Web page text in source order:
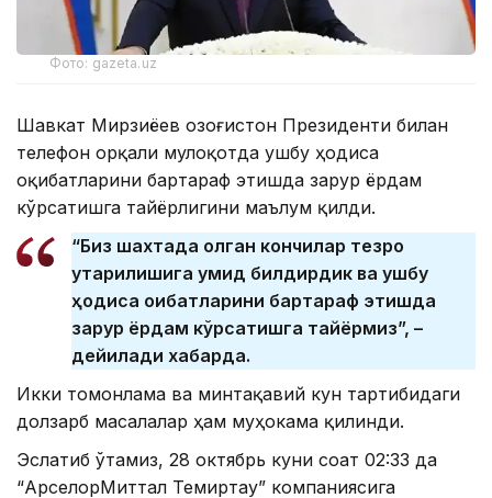
Фото: gazeta.uz
Шавкат Мирзиёев Қозоғистон Президенти билан
телефон орқали мулоқотда ушбу ҳодиса
оқибатларини бартараф этишда зарур ёрдам
кўрсатишга тайёрлигини маълум қилди.
“Биз шахтада қолган кончилар тезроқ
қутқарилишига умид билдирдик ва ушбу
ҳодиса оқибатларини бартараф этишда
зарур ёрдам кўрсатишга тайёрмиз”, –
дейилади хабарда.
Икки томонлама ва минтақавий кун тартибидаги
долзарб масалалар ҳам муҳокама қилинди.
Эслатиб ўтамиз, 28 октябрь куни соат 02:33 да
“АрcелорМиттал Темиртау” компаниясига